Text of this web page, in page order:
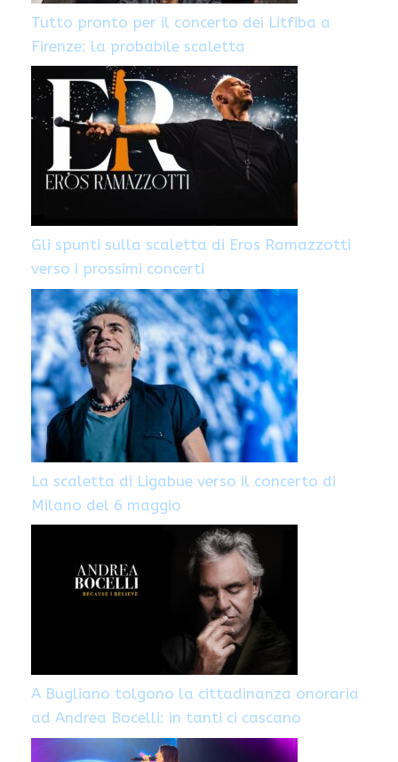
Tutto pronto per il concerto dei Litfiba a
Firenze: la probabile scaletta
Gli spunti sulla scaletta di Eros Ramazzotti
verso i prossimi concerti
La scaletta di Ligabue verso il concerto di
Milano del 6 maggio
A Bugliano tolgono la cittadinanza onoraria
ad Andrea Bocelli: in tanti ci cascano